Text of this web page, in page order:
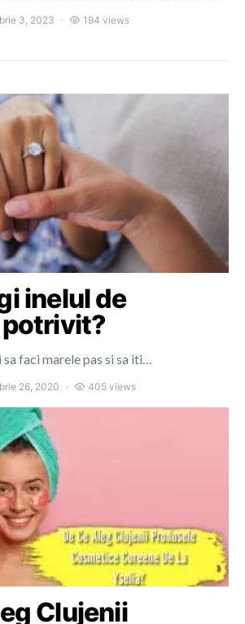
3, 2023 194 views
inelul de
sa faci marele pas si sa iti…
26, 2020 405 views
Clujenii